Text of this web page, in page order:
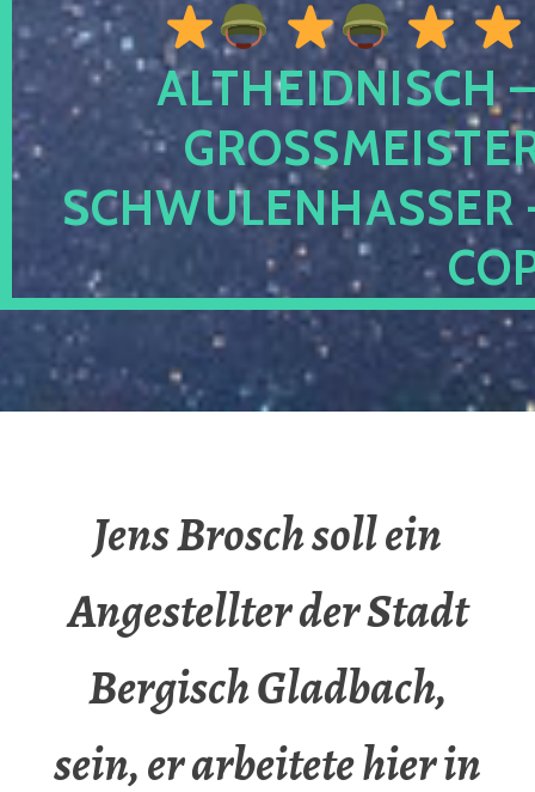
ALTHEIDNISCH
CHWULENHASSER
Jens Brosch soll ein
Angestellter der Stadt
Bergisch Gladbach,
sein, er arbeitete hier in